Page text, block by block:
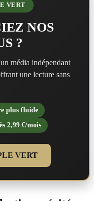
VERT
NOS
?
média indépendant
une lecture sans
plus fluide
2,99 €/mois
VERT